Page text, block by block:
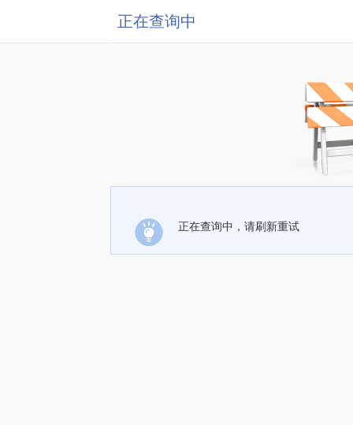
正在查询中
正在查询中，请刷新重试